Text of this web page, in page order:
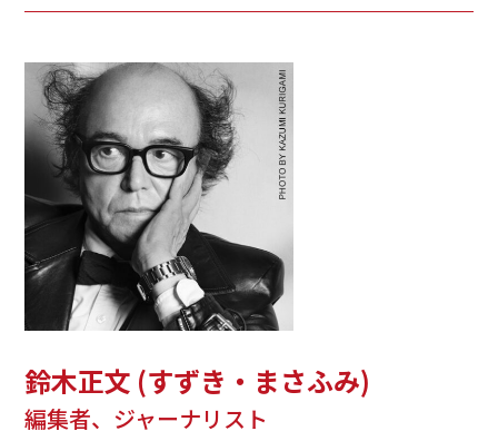
鈴木正文 (すずき・まさふみ)
編集者、ジャーナリスト